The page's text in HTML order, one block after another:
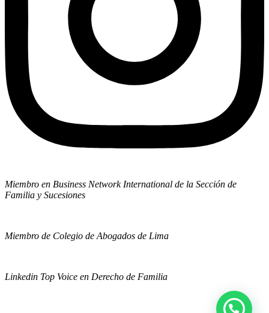
Miembro en Business Network International de la Sección de
Familia y Sucesiones
Miembro de Colegio de Abogados de Lima
Linkedin Top Voice en Derecho de Familia